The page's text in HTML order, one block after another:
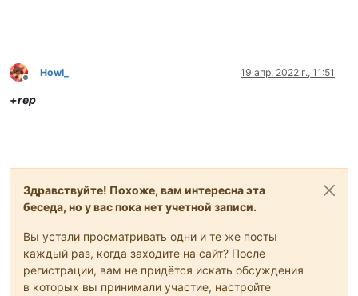
Не в сети
Howl_ 19 апр. 2022 г., 11:51
+rep
Здравствуйте! Похоже, вам интересна эта
беседа, но у вас пока нет учетной записи.
Вы устали просматривать одни и те же посты
каждый раз, когда заходите на сайт? После
регистрации, вам не придётся искать обсуждения
в которых вы принимали участие, настройте